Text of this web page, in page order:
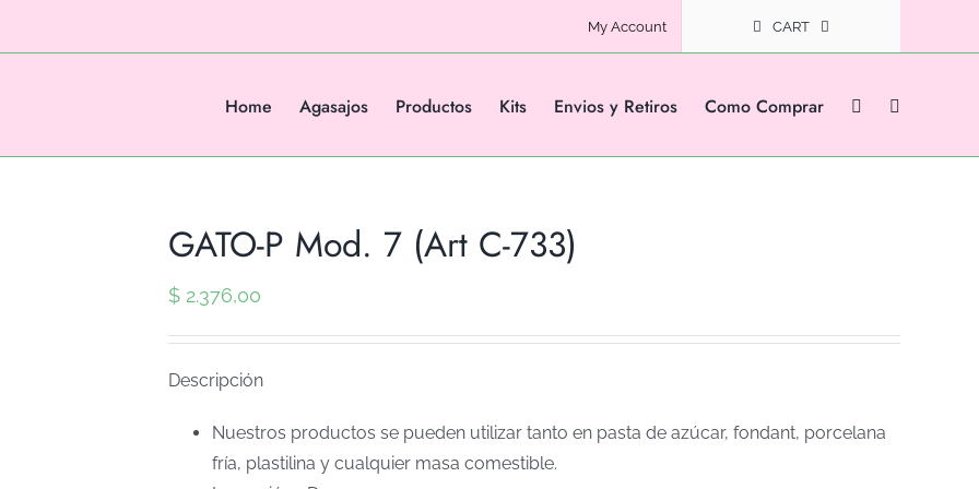
My Account CART
Home Agasajos Productos Kits Envios y Retiros Como Comprar
GATO-P Mod. 7 (Art C-733)
$ 2.376,00
Descripción
Nuestros productos se pueden utilizar tanto en pasta de azúcar, fondant, porcelana
fría, plastilina y cualquier masa comestible.